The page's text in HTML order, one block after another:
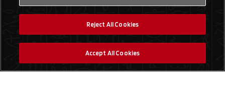
Reject All Cookies
Accept All Cookies